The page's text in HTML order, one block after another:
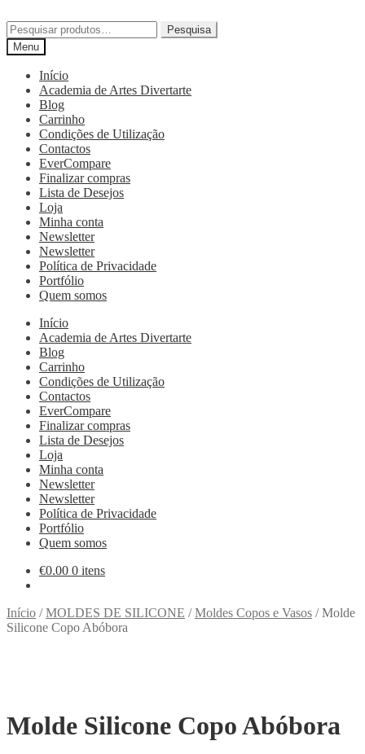
Pesquisa
Menu
Início
Academia de Artes Divertarte
Blog
Carrinho
Condições de Utilização
Contactos
EverCompare
Finalizar compras
Lista de Desejos
Loja
Minha conta
Newsletter
Newsletter
Política de Privacidade
Portfólio
Quem somos
Início
Academia de Artes Divertarte
Blog
Carrinho
Condições de Utilização
Contactos
EverCompare
Finalizar compras
Lista de Desejos
Loja
Minha conta
Newsletter
Newsletter
Política de Privacidade
Portfólio
Quem somos
€0.00 0 itens
Início /MOLDES DE SILICONE /Moldes Copos e Vasos /Molde
Silicone Copo Abóbora
Molde Silicone Copo Abóbora